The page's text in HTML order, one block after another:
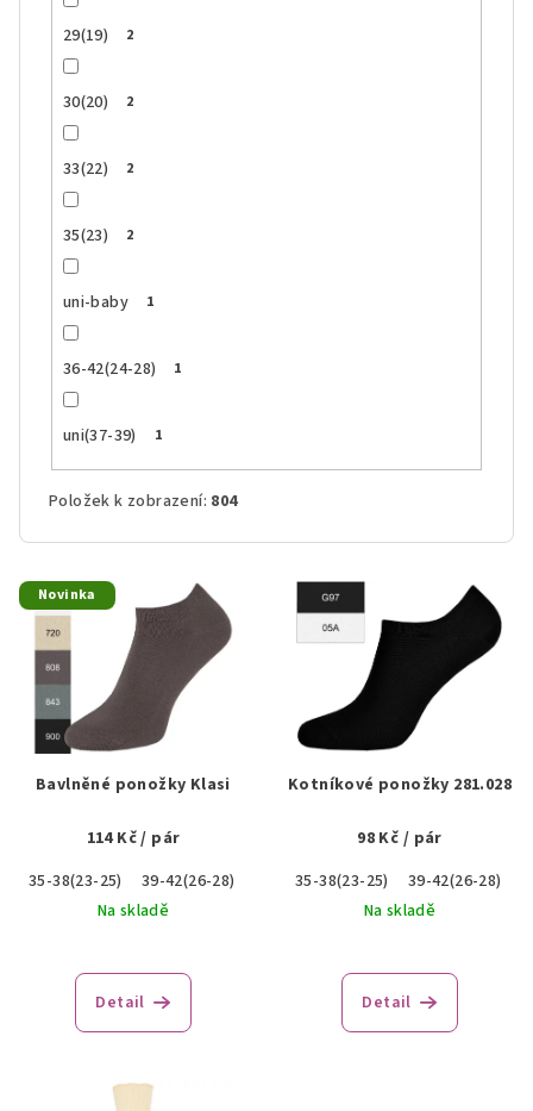
29(19) 2
30(20) 2
33(22) 2
35(23) 2
uni-baby 1
36-42(24-28) 1
uni(37-39) 1
Položek k zobrazení: 804
V
ý
Novinka
Bavlněné ponožky Klasi
114 Kč/ pár
35-38(23-25)
39-42(26-28)
43-46(29-31)
Na skladě
Detail
Kotníkové ponožky 281.028
98 Kč / pár
35-38(23-25)
39-42(26-28)
Na skladě
Detail